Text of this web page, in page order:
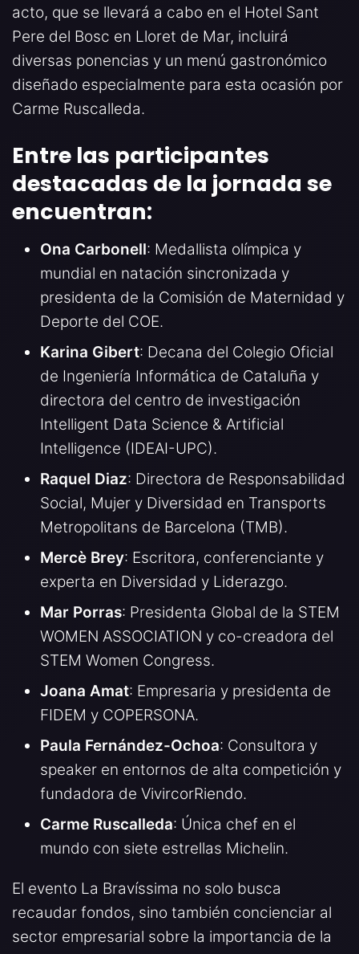
acto, que se llevará a cabo en el Hotel Sant
Pere del Bosc en Lloret de Mar, incluirá
diversas ponencias y un menú gastronómico
diseñado especialmente para esta ocasión por
Carme Ruscalleda.
Entre las participantes
destacadas de la jornada se
encuentran:
Ona Carbonell: Medallista olímpica y
mundial en natación sincronizada y
presidenta de la Comisión de Maternidad y
Deporte del COE.
Karina Gibert: Decana del Colegio Oficial
de Ingeniería Informática de Cataluña y
directora del centro de investigación
Intelligent Data Science & Artificial
Intelligence (IDEAI-UPC).
Raquel Diaz: Directora de Responsabilidad
Social, Mujer y Diversidad en Transports
Metropolitans de Barcelona (TMB).
Mercè Brey: Escritora, conferenciante y
experta en Diversidad y Liderazgo.
Mar Porras: Presidenta Global de la STEM
WOMEN ASSOCIATION y co-creadora del
STEM Women Congress.
Joana Amat: Empresaria y presidenta de
FIDEM y COPERSONA.
Paula Fernández-Ochoa: Consultora y
speaker en entornos de alta competición y
fundadora de VivircorRiendo.
Carme Ruscalleda: Única chef en el
mundo con siete estrellas Michelin.
El evento La Bravíssima no solo busca
recaudar fondos, sino también concienciar al
sector empresarial sobre la importancia de la